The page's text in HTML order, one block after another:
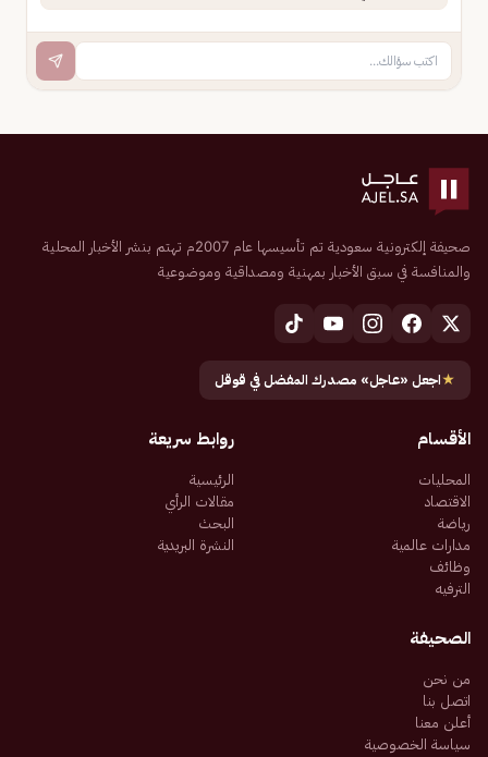
صحيفة إلكترونية سعودية تم تأسيسها عام 2007م تهتم بنشر الأخبار المحلية
والمنافسة في سبق الأخبار بمهنية ومصداقية وموضوعية
★اجعل «عاجل» مصدرك المفضل في قوقل
الأقسام
المحليات
الاقتصاد
رياضة
مدارات عالمية
وظائف
الترفيه
روابط سريعة
الرئيسية
مقالات الرأي
البحث
النشرة البريدية
الصحيفة
من نحن
اتصل بنا
أعلن معنا
سياسة الخصوصية